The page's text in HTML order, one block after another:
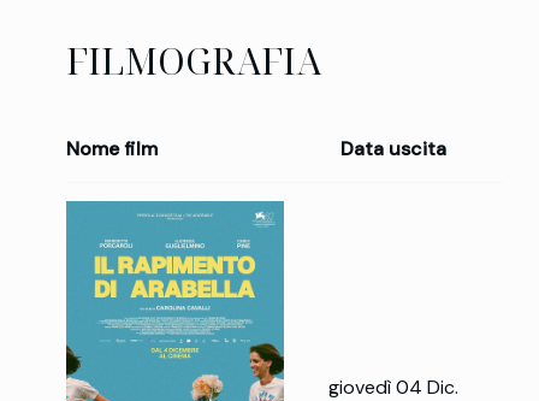
FILMOGRAFIA
Nome film Data uscita
giovedì 04 Dic.